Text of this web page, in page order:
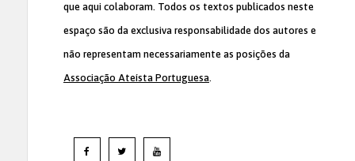
que aqui colaboram. Todos os textos publicados neste
espaço são da exclusiva responsabilidade dos autores e
não representam necessariamente as posições da
Associação Ateísta Portuguesa.